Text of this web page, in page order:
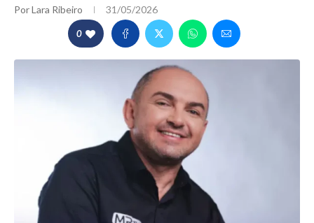
PorLara Ribeiro 31/05/2026
0